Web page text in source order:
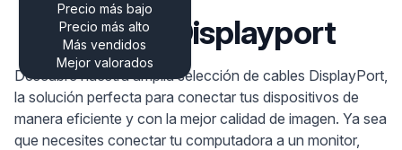
Precio más bajo
Precio más alto
Más vendidos
Mejor valorados
Cables Displayport
Descubre nuestra amplia selección de cables DisplayPort,
la solución perfecta para conectar tus dispositivos de
manera eficiente y con la mejor calidad de imagen. Ya sea
que necesites conectar tu computadora a un monitor,